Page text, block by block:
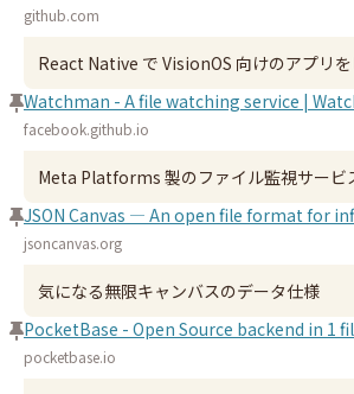
github.com
React Native で VisionOS 向けのアプリ
Watchman - A file watching service |
facebook.github.io
Meta Platforms 製のファイル監視サー
JSON Canvas — An open file format for
jsoncanvas.org
気になる無限キャンバスのデータ仕様
PocketBase - Open Source backend in 1
pocketbase.io